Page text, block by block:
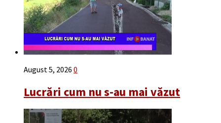
August 5, 2026 0
Lucrări cum nu s-au mai văzut